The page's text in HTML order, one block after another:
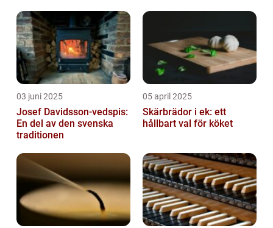
03 juni 2025
Josef Davidsson-vedspis:
En del av den svenska
traditionen
05 april 2025
Skärbrädor i ek: ett
hållbart val för köket